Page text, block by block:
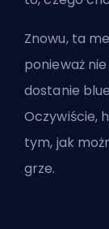
Znowu, ta
ponieważ
dostanie
Oczywiście,
tym, jak
grze.